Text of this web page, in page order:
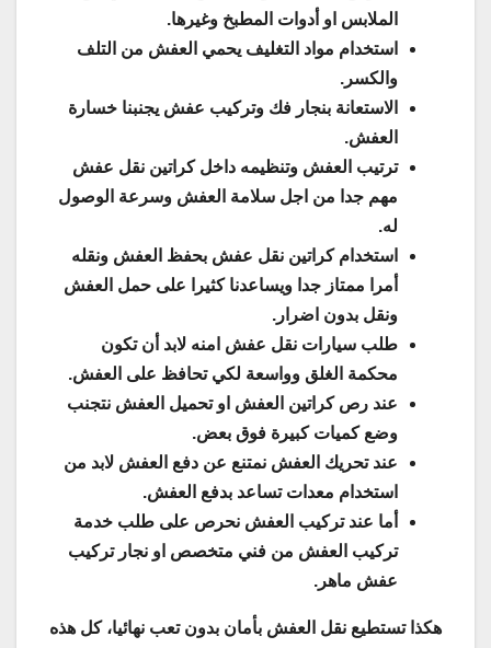
الملابس او أدوات المطبخ وغيرها.
استخدام مواد التغليف يحمي العفش من التلف
والكسر.
الاستعانة بنجار فك وتركيب عفش يجنبنا خسارة
العفش.
ترتيب العفش وتنظيمه داخل كراتين نقل عفش
مهم جدا من اجل سلامة العفش وسرعة الوصول
له.
استخدام كراتين نقل عفش بحفظ العفش ونقله
أمرا ممتاز جدا ويساعدنا كثيرا على حمل العفش
ونقل بدون اضرار.
طلب سيارات نقل عفش امنه لابد أن تكون
محكمة الغلق وواسعة لكي تحافظ على العفش.
عند رص كراتين العفش او تحميل العفش نتجنب
وضع كميات كبيرة فوق بعض.
عند تحريك العفش نمتنع عن دفع العفش لابد من
استخدام معدات تساعد بدفع العفش.
أما عند تركيب العفش نحرص على طلب خدمة
تركيب العفش من فني متخصص او نجار تركيب
عفش ماهر.
هكذا تستطيع نقل العفش بأمان بدون تعب نهائيا، كل هذه